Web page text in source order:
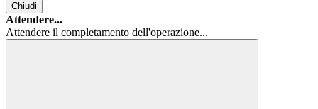
Chiudi
Attendere...
Attendere il completamento dell'operazione...